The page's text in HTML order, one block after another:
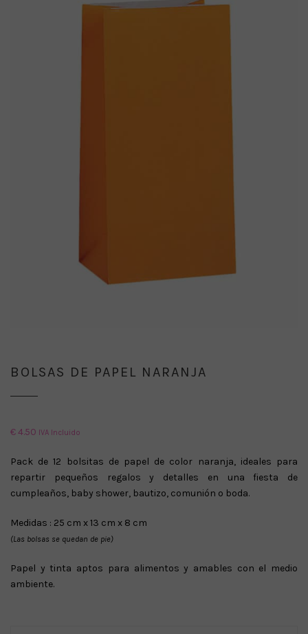
BOLSAS DE PAPEL NARANJA
€4.50 IVA Incluido
Pack de 12 bolsitas de papel de color naranja, ideales para
repartir pequeños regalos y detalles en una fiesta de
cumpleaños, baby shower, bautizo, comunión o boda.
Medidas : 25 cm x 13 cm x 8 cm
(Las bolsas se quedan de pie)
Papel y tinta aptos para alimentos y amables con el medio
ambiente.